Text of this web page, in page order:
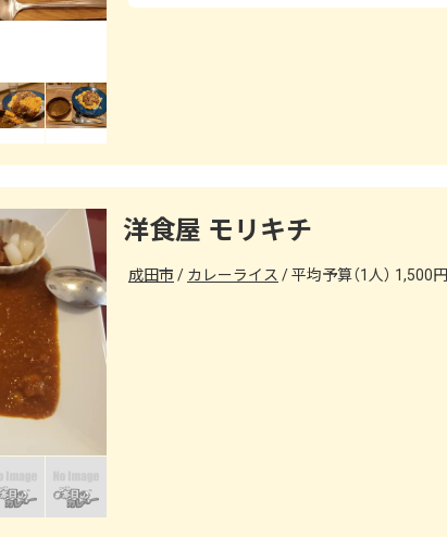
洋食屋 モリキチ
成田市 カレーライス 平均予算（1人） 1,500円